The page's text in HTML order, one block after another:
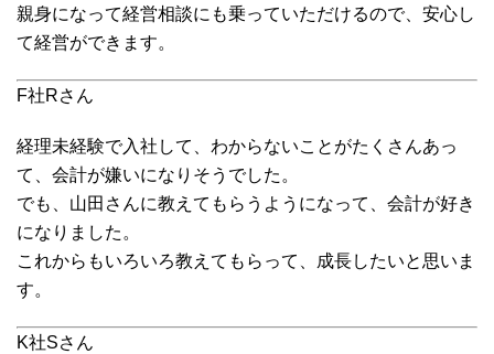
親身になって経営相談にも乗っていただけるので、安心し
て経営ができます。
F社Rさん
経理未経験で入社して、わからないことがたくさんあっ
て、会計が嫌いになりそうでした。
でも、山田さんに教えてもらうようになって、会計が好き
になりました。
これからもいろいろ教えてもらって、成長したいと思いま
す。
K社Sさん